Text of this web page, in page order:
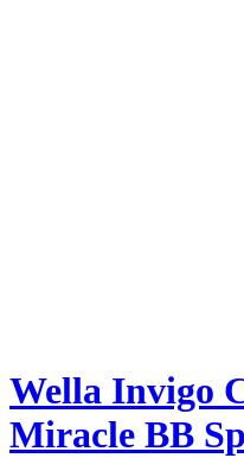
Wella Invigo
Miracle BB